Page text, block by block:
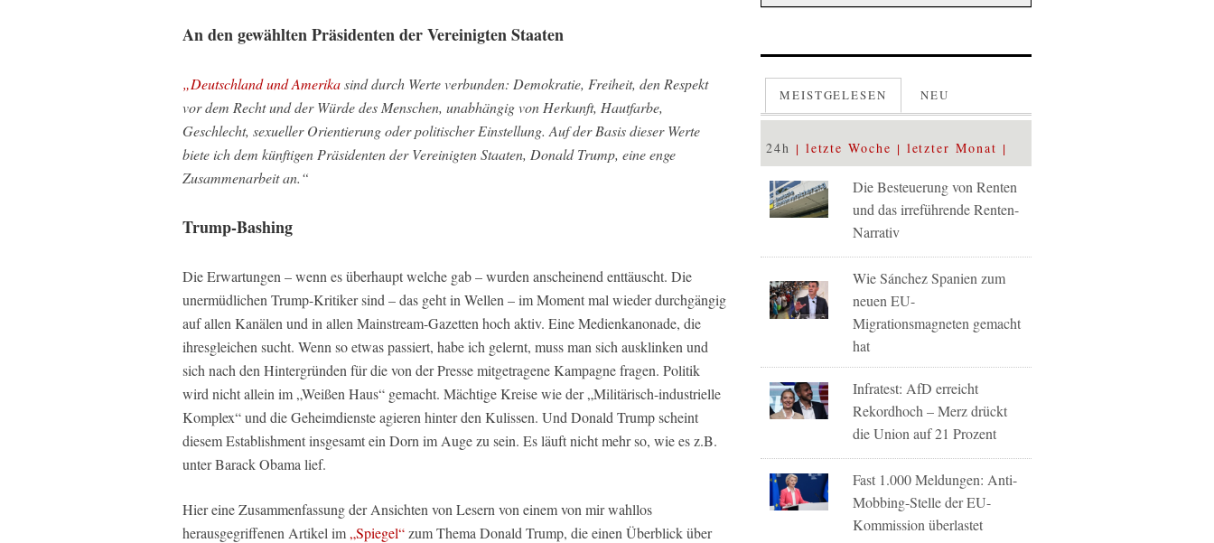
An den gewählten Präsidenten der Vereinigten Staaten
„Deutschland und Amerikasind durch Werte verbunden: Demokratie, Freiheit, den Respekt
vor dem Recht und der Würde des Menschen, unabhängig von Herkunft, Hautfarbe,
Geschlecht, sexueller Orientierung oder politischer Einstellung. Auf der Basis dieser Werte
biete ich dem künftigen Präsidenten der Vereinigten Staaten, Donald Trump, eine enge
Zusammenarbeit an.“
Trump-Bashing
Die Erwartungen – wenn es überhaupt welche gab – wurden anscheinend enttäuscht. Die
unermüdlichen Trump-Kritiker sind – das geht in Wellen – im Moment mal wieder durchgängig
auf allen Kanälen und in allen Mainstream-Gazetten hoch aktiv. Eine Medienkanonade, die
ihresgleichen sucht. Wenn so etwas passiert, habe ich gelernt, muss man sich ausklinken und
sich nach den Hintergründen für die von der Presse mitgetragene Kampagne fragen. Politik
wird nicht allein im „Weißen Haus“ gemacht. Mächtige Kreise wie der „Militärisch-industrielle
Komplex“ und die Geheimdienste agieren hinter den Kulissen. Und Donald Trump scheint
diesem Establishment insgesamt ein Dorn im Auge zu sein. Es läuft nicht mehr so, wie es z.B.
unter Barack Obama lief.
Hier eine Zusammenfassung der Ansichten von Lesern von einem von mir wahllos
herausgegriffenen Artikel im „Spiegel“zum Thema Donald Trump, die einen Überblick über
MEISTGELESEN NEU
24h letzte Woche letzter Monat
Die Besteuerung von Renten
und das irreführende Renten-
Narrativ
Wie Sánchez Spanien zum
neuen EU-
Migrationsmagneten gemacht
hat
Infratest: AfD erreicht
Rekordhoch – Merz drückt
die Union auf 21 Prozent
Fast 1.000 Meldungen: Anti-
Mobbing-Stelle der EU-
Kommission überlastet